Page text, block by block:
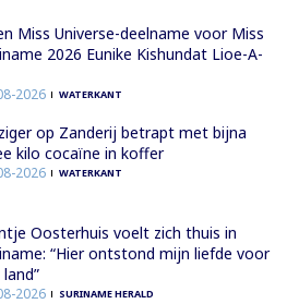
Miss Universe-deelname voor Miss
2026 Eunike Kishundat Lioe-A-
2026 WATERKANT
op Zanderij betrapt met bijna
kilo cocaïne in koffer
2026 WATERKANT
Oosterhuis voelt zich thuis in
“Hier ontstond mijn liefde voor
2026 SURINAME HERALD